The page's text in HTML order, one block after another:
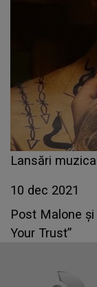
Lansări
10 dec 2021
Post Malone
Your Trust”